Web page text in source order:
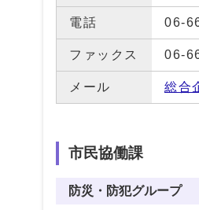
電話 06-
ファックス 06-
メール 総合
市民協働課
防災・防犯グループ